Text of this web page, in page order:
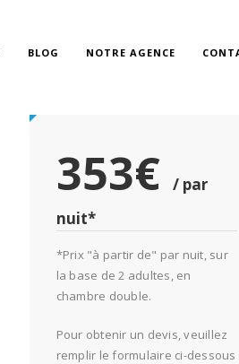
BLOG NOTRE AGENCE
353€
/ par
nuit*
*Prix "à partir de" par nuit, sur
la base de 2 adultes, en
chambre double.
Pour obtenir un devis, veuillez
remplir le formulaire ci-dessous